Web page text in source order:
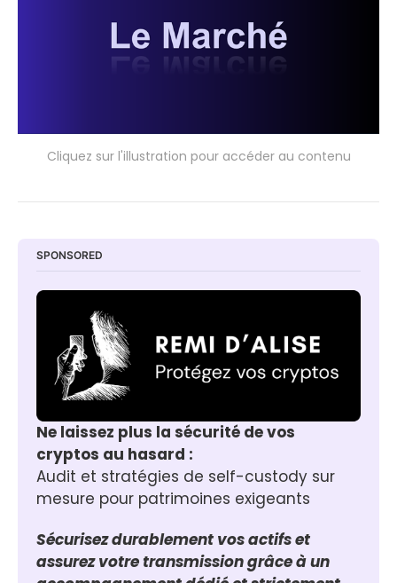
Cliquez sur l'illustration pour accéder au contenu
SPONSORED
Ne laissez plus la sécurité de vos
cryptos au hasard :
Audit et stratégies de self-custody sur
mesure pour patrimoines exigeants
Sécurisez durablement vos actifs et
assurez votre transmission grâce à un